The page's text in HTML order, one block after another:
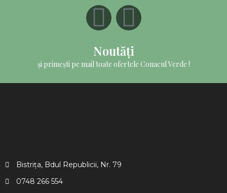
Noutăți
și primești pe mail toate ofertele Conacul Verde !
Bistrița, Bdul Republicii, Nr. 79
0748 266 554​